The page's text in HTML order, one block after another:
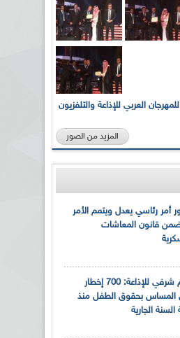
بالصور... الدورة الـ21 للمهرجان العربي للإذاعة والتلفزيون
المزيد من الصور
أمر رئاسي يعدل ويتمم الأمر
قانون المعاشات
مريم شرفي للإذاعة: 700 إخطار
المساس بحقوق الطفل منذ
السنة الجارية